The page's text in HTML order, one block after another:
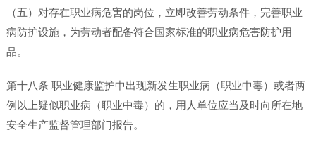
（五）对存在职业病危害的岗位，立即改善劳动条件，完善职业
病防护设施，为劳动者配备符合国家标准的职业病危害防护用
品。
第十八条 职业健康监护中出现新发生职业病（职业中毒）或者两
例以上疑似职业病（职业中毒）的，用人单位应当及时向所在地
安全生产监督管理部门报告。